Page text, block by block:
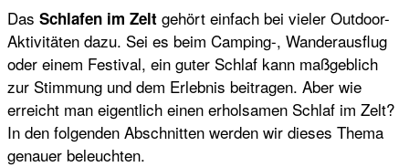
Das Schlafen im Zelt gehört einfach bei vieler Outdoor-
Aktivitäten dazu. Sei es beim Camping-, Wanderausflug
oder einem Festival, ein guter Schlaf kann maßgeblich
zur Stimmung und dem Erlebnis beitragen. Aber wie
erreicht man eigentlich einen erholsamen Schlaf im Zelt?
In den folgenden Abschnitten werden wir dieses Thema
genauer beleuchten.